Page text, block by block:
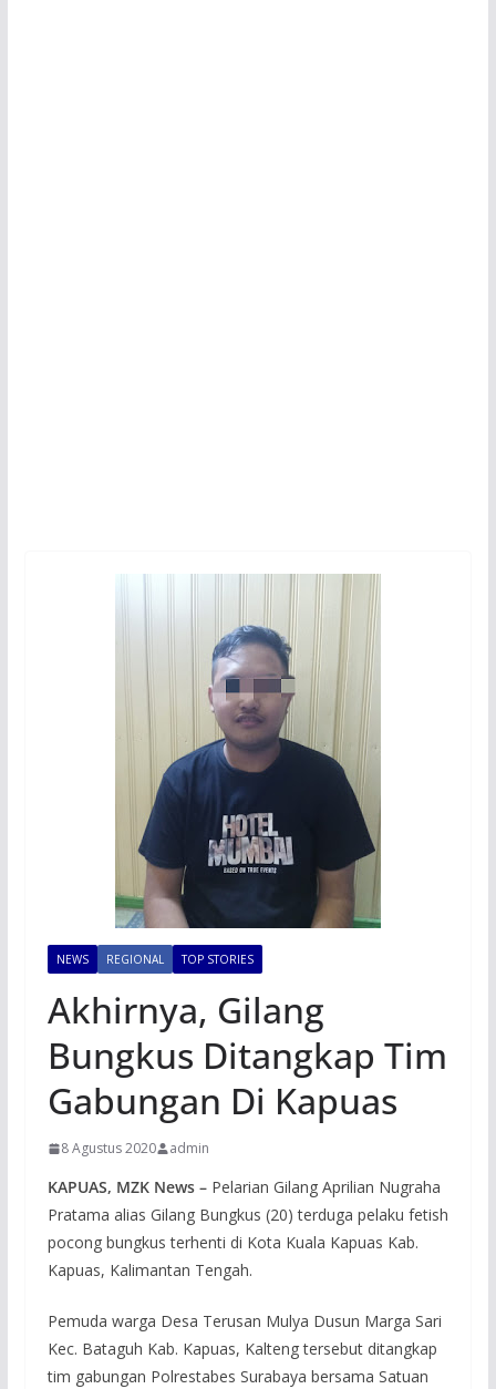
NEWS REGIONAL TOP STORIES
Akhirnya, Gilang
Bungkus Ditangkap Tim
Gabungan Di Kapuas
8 Agustus 2020 admin
KAPUAS, MZK News –Pelarian Gilang Aprilian Nugraha
Pratama alias Gilang Bungkus (20) terduga pelaku fetish
pocong bungkus terhenti di Kota Kuala Kapuas Kab.
Kapuas, Kalimantan Tengah.
Pemuda warga Desa Terusan Mulya Dusun Marga Sari
Kec. Bataguh Kab. Kapuas, Kalteng tersebut ditangkap
tim gabungan Polrestabes Surabaya bersama Satuan